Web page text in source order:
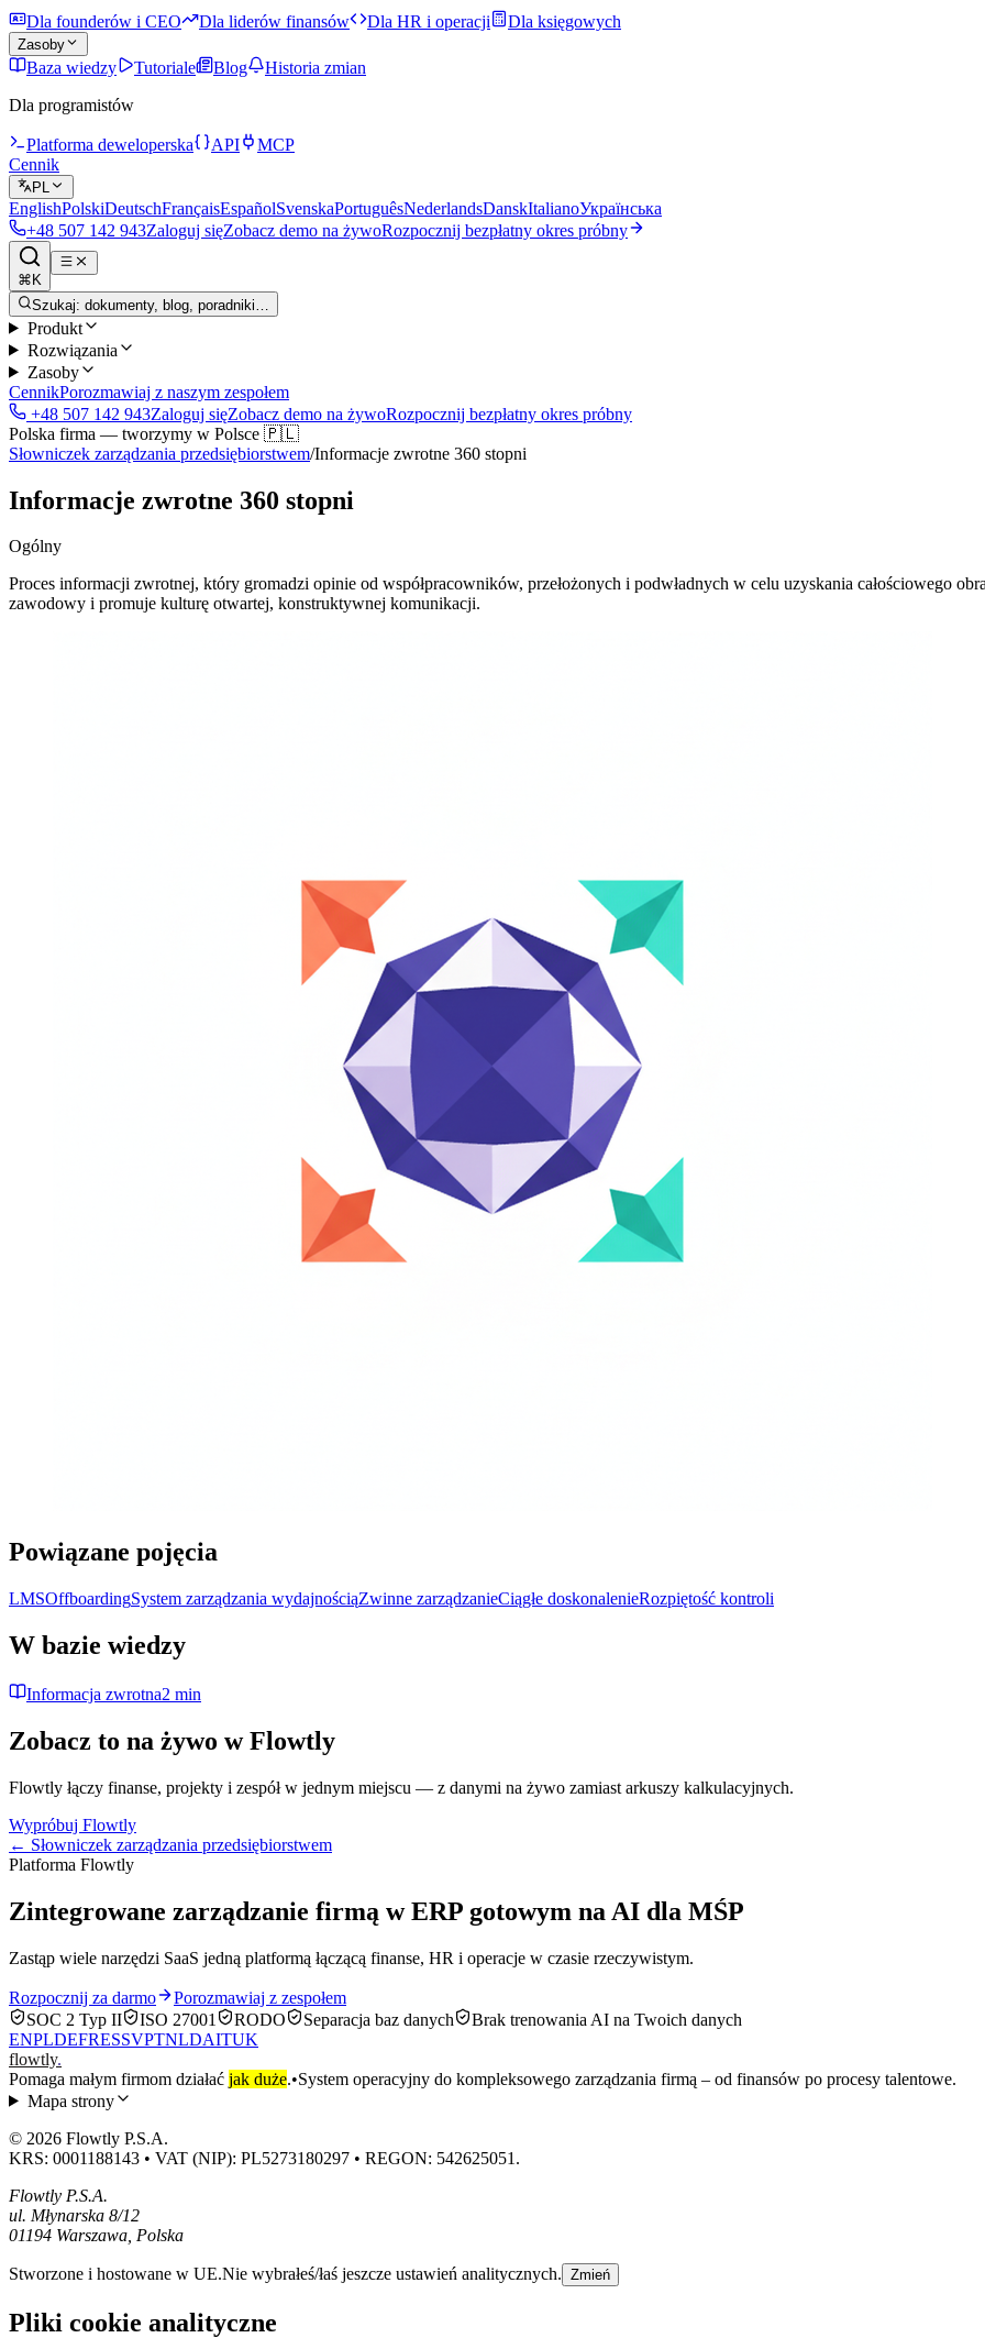
Dla founderów i CEO Dla liderów finansów Dla HR i operacji Dla księgowych
Zasoby
Baza wiedzy Tutoriale Blog
Historia zmian
Dla programistów
Platforma deweloperska API
MCP
Cennik
PL
EnglishPolskiDeutschFrançaisEspañolSvenskaPortuguêsNederlandsDanskItalianoУкраїнська
+48 507 142 943Zaloguj sięZobacz demo na żywoRozpocznij bezpłatny okres próbny
⌘K
Szukaj: dokumenty, blog, poradniki…
Produkt
Rozwiązania
Zasoby
CennikPorozmawiaj z naszym zespołem
+48 507 142 943Zaloguj sięZobacz demo na żywoRozpocznij bezpłatny okres próbny
Polska firma — tworzymy w Polsce 🇵🇱
Słowniczek zarządzania przedsiębiorstwem/Informacje zwrotne 360 ​​stopni
Informacje zwrotne 360 ​​stopni
Ogólny
Proces informacji zwrotnej, który gromadzi opinie od współpracowników, przełożonych i podwładnych w celu uzyskania całościowego
zawodowy i promuje kulturę otwartej, konstruktywnej komunikacji.
Powiązane pojęcia
LMSOffboardingSystem zarządzania wydajnościąZwinne zarządzanieCiągłe doskonalenieRozpiętość kontroli
W bazie wiedzy
Informacja zwrotna2 min
Zobacz to na żywo w Flowtly
Flowtly łączy finanse, projekty i zespół w jednym miejscu — z danymi na żywo zamiast arkuszy kalkulacyjnych.
Wypróbuj Flowtly
← Słowniczek zarządzania przedsiębiorstwem
Platforma Flowtly
Zintegrowane zarządzanie firmą w ERP gotowym na AI dla MŚP
Zastąp wiele narzędzi SaaS jedną platformą łączącą finanse, HR i operacje w czasie rzeczywistym.
Rozpocznij za darmo
Porozmawiaj z zespołem
SOC 2 Typ II
ISO 27001 RODO Separacja baz danych
Brak trenowania AI na Twoich danych
ENPLDEFRESSVPTNLDAITUK
flowtly.
Pomaga małym firmom działać jak duże.•System operacyjny do kompleksowego zarządzania firmą – od finansów po procesy talentowe.
Mapa strony
© 2026 Flowtly P.S.A.
KRS: 0001188143 • VAT (NIP): PL5273180297 • REGON: 542625051.
Flowtly P.S.A.
ul. Młynarska 8/12
01194 Warszawa, Polska
Stworzone i hostowane w UE.Nie wybrałeś/łaś jeszcze ustawień analitycznych. Zmień
Pliki cookie analityczne